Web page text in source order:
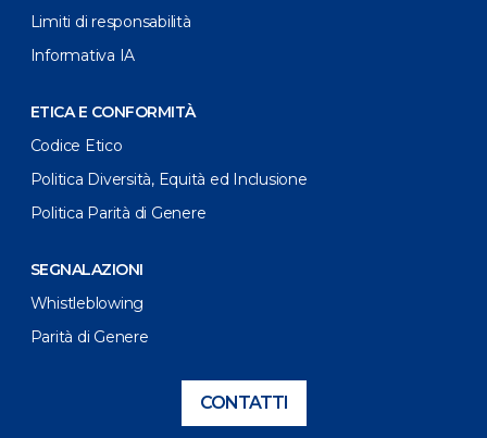
Limiti di responsabilità
Informativa IA
ETICA E CONFORMITÀ
Codice Etico
Politica Diversità, Equità ed Inclusione
Politica Parità di Genere
SEGNALAZIONI
Whistleblowing
Parità di Genere
CONTATTI